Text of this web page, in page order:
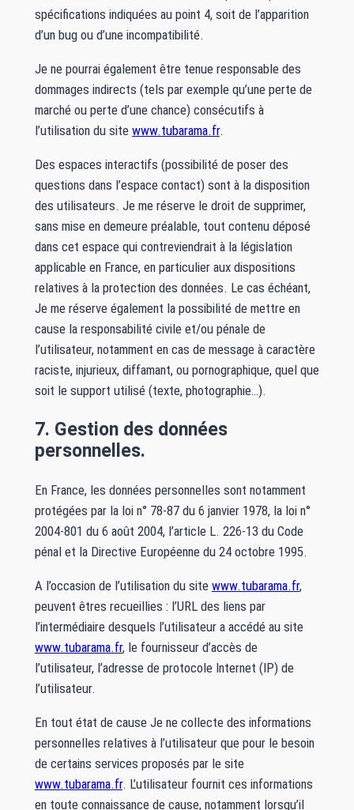
spécifications indiquées au point 4, soit de l’apparition
d’un bug ou d’une incompatibilité.
Je ne pourrai également être tenue responsable des
dommages indirects (tels par exemple qu’une perte de
marché ou perte d’une chance) consécutifs à
l’utilisation du site www.tubarama.fr.
Des espaces interactifs (possibilité de poser des
questions dans l’espace contact) sont à la disposition
des utilisateurs. Je me réserve le droit de supprimer,
sans mise en demeure préalable, tout contenu déposé
dans cet espace qui contreviendrait à la législation
applicable en France, en particulier aux dispositions
relatives à la protection des données. Le cas échéant,
Je me réserve également la possibilité de mettre en
cause la responsabilité civile et/ou pénale de
l’utilisateur, notamment en cas de message à caractère
raciste, injurieux, diffamant, ou pornographique, quel que
soit le support utilisé (texte, photographie…).
7. Gestion des données
personnelles.
En France, les données personnelles sont notamment
protégées par la loi n° 78-87 du 6 janvier 1978, la loi n°
2004-801 du 6 août 2004, l’article L. 226-13 du Code
pénal et la Directive Européenne du 24 octobre 1995.
A l’occasion de l’utilisation du site www.tubarama.fr,
peuvent êtres recueillies : l’URL des liens par
l’intermédiaire desquels l’utilisateur a accédé au site
www.tubarama.fr, le fournisseur d’accès de
l’utilisateur, l’adresse de protocole Internet (IP) de
l’utilisateur.
En tout état de cause Je ne collecte des informations
personnelles relatives à l’utilisateur que pour le besoin
de certains services proposés par le site
www.tubarama.fr. L’utilisateur fournit ces informations
en toute connaissance de cause, notamment lorsqu’il